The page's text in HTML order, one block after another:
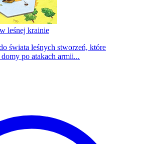
leśnej krainie
świata leśnych stworzeń, które
po atakach armii...